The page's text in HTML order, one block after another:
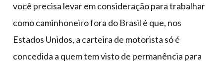
você precisa levar em consideração para trabalhar
como caminhoneiro fora do Brasil é que, nos
Estados Unidos, a carteira de motorista só é
concedida a quem tem visto de permanência para